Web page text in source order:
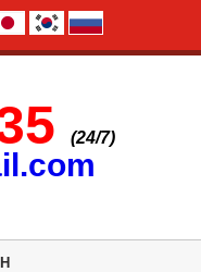
(24/7)